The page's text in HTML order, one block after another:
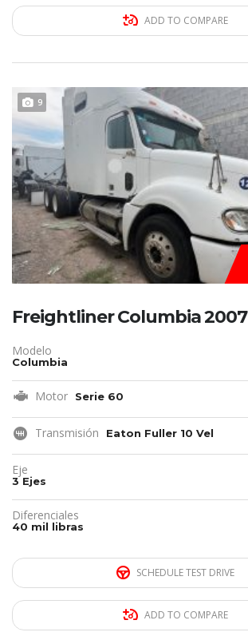
ADD TO COMPARE
9
Freightliner Columbia 2007
Modelo
Columbia
Motor Serie 60
Transmisión Eaton Fuller 10 Vel
Eje
3 Ejes
Diferenciales
40 mil libras
SCHEDULE TEST DRIVE
ADD TO COMPARE